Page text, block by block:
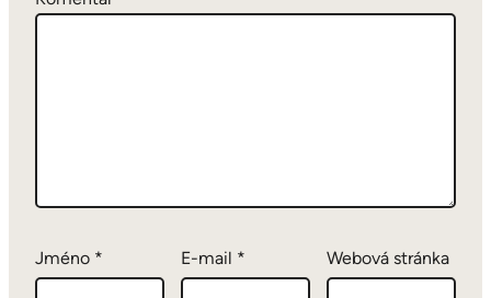
Jméno * E-mail * Webová stránka